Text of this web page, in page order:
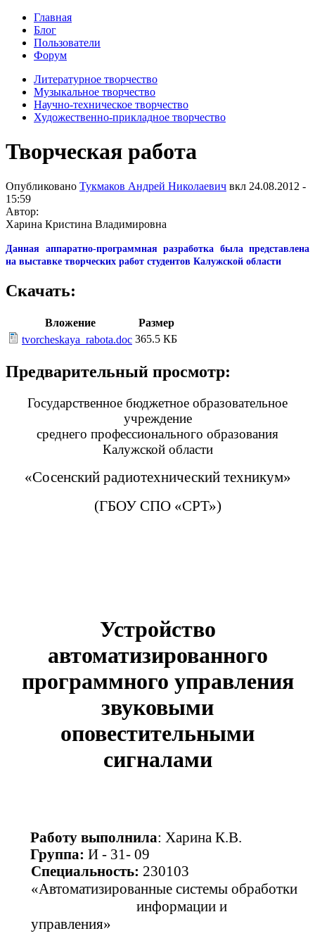
Главная
Блог
Пользователи
Форум
Литературное творчество
Музыкальное творчество
Научно-техническое творчество
Художественно-прикладное творчество
Творческая работа
Опубликовано Тукмаков Андрей Николаевич вкл 24.08.2012 -
15:59
Автор:
Харина Кристина Владимировна
Данная аппаратно-программная разработка была представлена
на выставке творческих работ студентов Калужской области
Скачать:
Вложение
Размер
tvorcheskaya_rabota.doc 365.5 КБ
Предварительный просмотр:
Государственное бюджетное образовательное
учреждение
среднего профессионального образования
Калужской области
«Сосенский радиотехнический техникум»
(ГБОУ СПО «СРТ»)
Устройство
автоматизированного
программного управления
звуковыми
оповестительными
сигналами
Работу выполнила: Харина К.В.
Группа: И - 31- 09
Специальность: 230103
«Автоматизированные системы обработки
информации и
управления»